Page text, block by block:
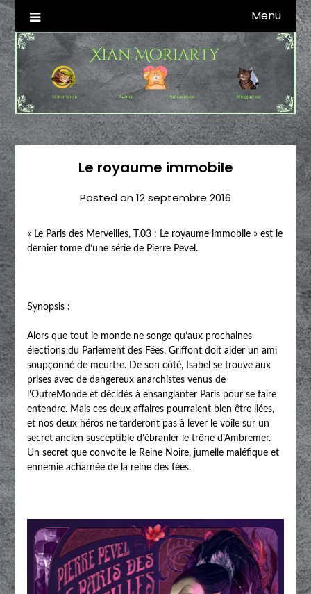
Skip
to
content
Xian Moriarty
Autrice SFFF & Blogueuse & Streameuse Menu
Le royaume immobile
Posted on12 septembre 2016
« Le Paris des Merveilles, T.03 : Le royaume immobile » est le
dernier tome d’une série de Pierre Pevel.
Synopsis :
Alors que tout le monde ne songe qu’aux prochaines
élections du Parlement des Fées, Griffont doit aider un ami
soupçonné de meurtre. De son côté, Isabel se trouve aux
prises avec de dangereux anarchistes venus de
l’OutreMonde et décidés à ensanglanter Paris pour se faire
entendre. Mais ces deux affaires pourraient bien être liées,
et nos deux héros ne tarderont pas à lever le voile sur un
secret ancien susceptible d’ébranler le trône d’Ambremer.
Un secret que convoite le Reine Noire, jumelle maléfique et
ennemie acharnée de la reine des fées.